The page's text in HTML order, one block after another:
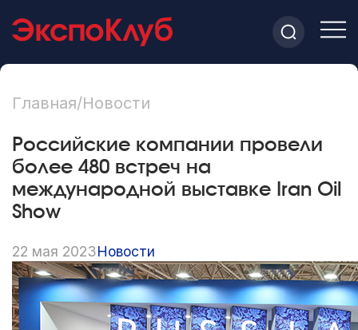
Главная/Новости
Российские компании провели
более 480 встреч на
международной выставке Iran Oil
Show
22 мая 2023Новости